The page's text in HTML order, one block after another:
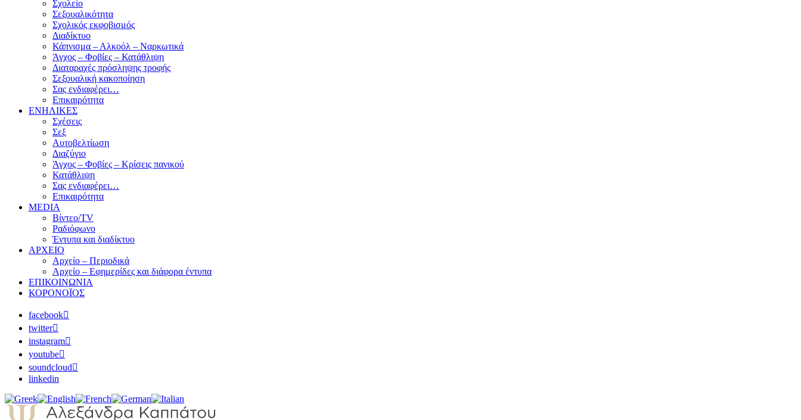
Σχολείο
Σεξουαλικότητα
Σχολικός εκφοβισμός
Διαδίκτυο
Κάπνισμα – Αλκοόλ – Ναρκωτικά
Άγχος – Φοβίες – Κατάθλιψη
Διαταραχές πρόσληψης τροφής
Σεξουαλική κακοποίηση
Σας ενδιαφέρει…
Επικαιρότητα
ΕΝΗΛΙΚΕΣ
Σχέσεις
Σεξ
Αυτοβελτίωση
Διαζύγιο
Άγχος – Φοβίες – Κρίσεις πανικού
Κατάθλιψη
Σας ενδιαφέρει…
Επικαιρότητα
MEDIA
Βίντεο/TV
Ραδιόφωνο
Έντυπα και διαδίκτυο
ΑΡΧΕΙΟ
Αρχείο – Περιοδικά
Αρχείο – Εφημερίδες και διάφορα έντυπα
ΕΠΙΚΟΙΝΩΝΙΑ
ΚΟΡΟΝΟΪΟΣ
facebook
twitter
instagram
youtube
soundcloud
linkedin